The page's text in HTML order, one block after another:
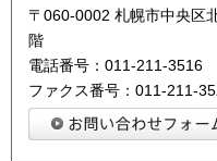
〒060-0002 札幌市中央区
階
電話番号：011-211-3516
ファクス番号：011-211-